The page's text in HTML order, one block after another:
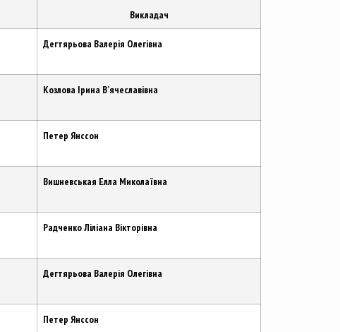
Викладач
Дегтярьова Валерія Олегівна
Козлова Ірина В’ячеславівна
Петер Янссон
Вишневськая Елла Миколаївна
Радченко Ліліана Вікторівна
Дегтярьова Валерія Олегівна
Петер Янссон